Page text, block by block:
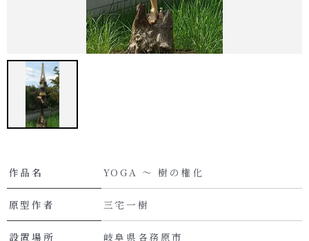
作品名 YOGA ～ 樹の権化
原型作者 三宅一樹
設置場所 岐阜県各務原市